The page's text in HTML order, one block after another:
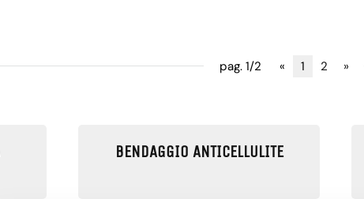
pag. 1/2 « 1 2 »
BENDAGGIO ANTICELLULITE